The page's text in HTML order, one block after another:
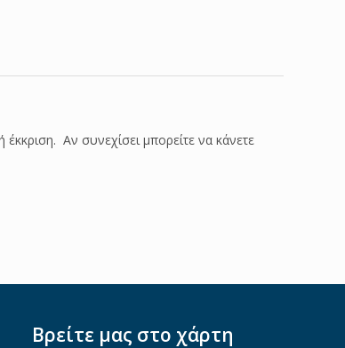
Αν συνεχίσει μπορείτε να κάνετε
Βρείτε μας στο χάρτη